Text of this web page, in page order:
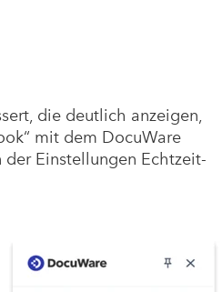
die deutlich anzeigen,
mit dem DocuWare
Einstellungen Echtzeit-